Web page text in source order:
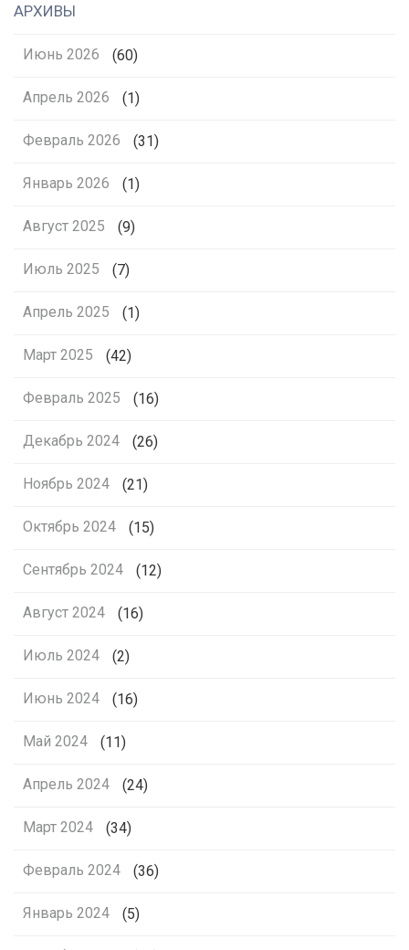
АРХИВЫ
Июнь 2026 (60)
Апрель 2026 (1)
Февраль 2026 (31)
Январь 2026 (1)
Август 2025 (9)
Июль 2025 (7)
Апрель 2025 (1)
Март 2025 (42)
Февраль 2025 (16)
Декабрь 2024 (26)
Ноябрь 2024 (21)
Октябрь 2024 (15)
Сентябрь 2024 (12)
Август 2024 (16)
Июль 2024 (2)
Июнь 2024 (16)
Май 2024 (11)
Апрель 2024 (24)
Март 2024 (34)
Февраль 2024 (36)
Январь 2024 (5)